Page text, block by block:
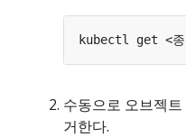
수동으로 오브젝
거한다.